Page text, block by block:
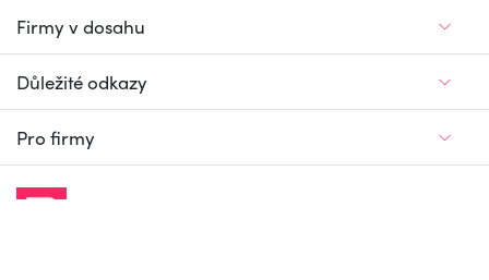
Firmy v dosahu
Důležité odkazy
Pro firmy